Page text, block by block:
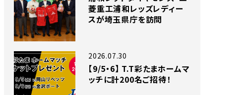
菱重工浦和レッズレディー
スが埼玉県庁を訪問
【9/5・6】 T.T彩たまホームマ
ッチに計200名ご招待！
2026.07.30